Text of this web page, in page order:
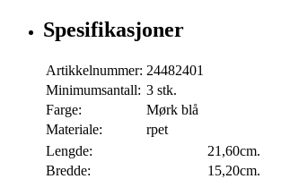
Spesifikasjoner
Artikkelnummer: 24482401
Minimumsantall: 3 stk.
Farge:
Mørk blå
Materiale:
rpet
Lengde:
21,60cm.
Bredde:
15,20cm.